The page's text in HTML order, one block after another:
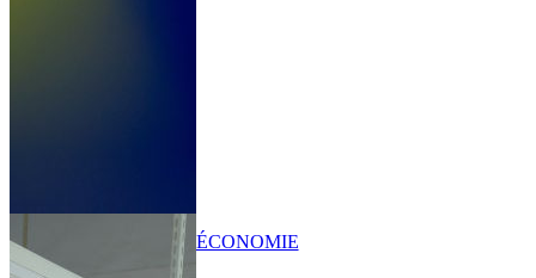
ÉCONOMIE